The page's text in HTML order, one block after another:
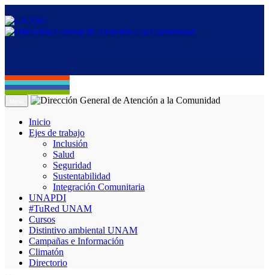
Inicio
Ejes de trabajo
Inclusión
Salud
Seguridad
Sustentabilidad
Integración Comunitaria
UNAPDI
#TuRed UNAM
Cursos
Distintivo ambiental UNAM
Campañas e Información
Climatón
Directorio